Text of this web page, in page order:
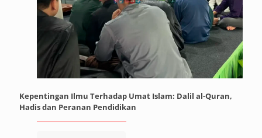
Kepentingan Ilmu Terhadap Umat Islam: Dalil al-Quran,
Hadis dan Peranan Pendidikan